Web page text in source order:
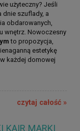
użyteczny? Jeśli
dnie szuflady, a
obdarowanych,
wnętrz. Nowoczesny
to propozycja,
estetykę
każdej domowej
czytaj całość »
KAIR MARKI